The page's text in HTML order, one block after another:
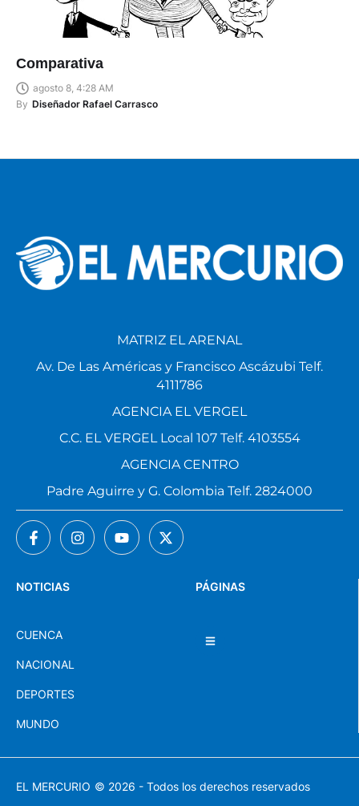
Comparativa
agosto 8, 4:28 AM
By Diseñador Rafael Carrasco
PÁGINAS
NOTICIAS
CUENCA
NACIONAL
DEPORTES
MUNDO
MATRIZ EL ARENAL
Av. De Las Américas y Francisco Ascázubi Telf.
4111786
AGENCIA EL VERGEL
C.C. EL VERGEL Local 107 Telf. 4103554
AGENCIA CENTRO
Padre Aguirre y G. Colombia Telf. 2824000
EL MERCURIO © 2026 - Todos los derechos reservados